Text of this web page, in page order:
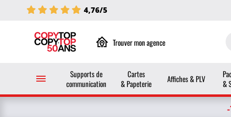
4,76/5
Trouver mon agence
Supports de
communication
Cartes
& Papeterie
Affiches & PLV
&